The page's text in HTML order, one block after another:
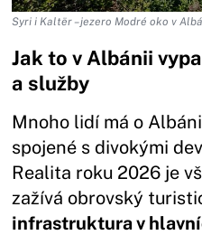
Syri i Kaltër – jezero Modré oko v
Jak to v Albánii
a služby
Mnoho lidí má o
spojené s divokými
Realita roku 2026 je
zažívá obrovský
infrastruktura v